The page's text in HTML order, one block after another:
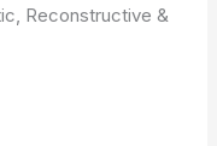
Reconstructive &